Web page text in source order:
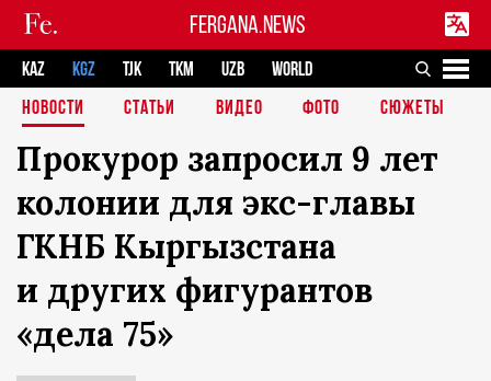
FERGANA.NEWS
KAZ KGZ TJK TKM UZB
WORLD
НОВОСТИ
СТАТЬИ ВИДЕО ФОТО СЮЖЕТЫ
Прокурор запросил 9 лет
колонии для экс-главы
ГКНБ Кыргызстана
и других фигурантов
«дела 75»